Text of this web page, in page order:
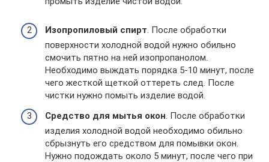
Изопропиловый спирт. После обработки
поверхности холодной водой нужно обильно
смочить пятно на ней изопропанолом.
Необходимо выждать порядка 5-10 минут, после
чего жесткой щеткой оттереть след. После
чистки нужно помыть изделие водой.
Средство для мытья окон. После обработки
изделия холодной водой необходимо обильно
сбрызнуть его средством для помывки окон.
Нужно подождать около 5 минут, после чего при